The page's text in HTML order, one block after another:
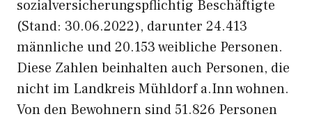
sozialversicherungspflichtig Beschäftigte
(Stand: 30.06.2022), darunter 24.413
männliche und 20.153 weibliche Personen.
Diese Zahlen beinhalten auch Personen, die
nicht im Landkreis Mühldorf a.Inn wohnen.
Von den Bewohnern sind 51.826 Personen